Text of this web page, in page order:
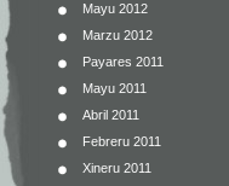
Mayu 2012
Marzu 2012
Payares 2011
Mayu 2011
Abril 2011
Febreru 2011
Xineru 2011